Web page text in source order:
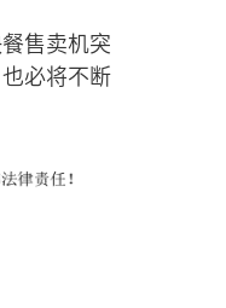
售卖机突
必将不断